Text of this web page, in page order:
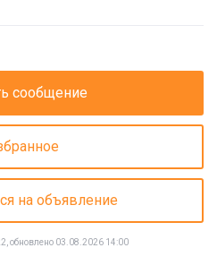
сообщение
на объявление
обновлено 03.08.2026 14:00